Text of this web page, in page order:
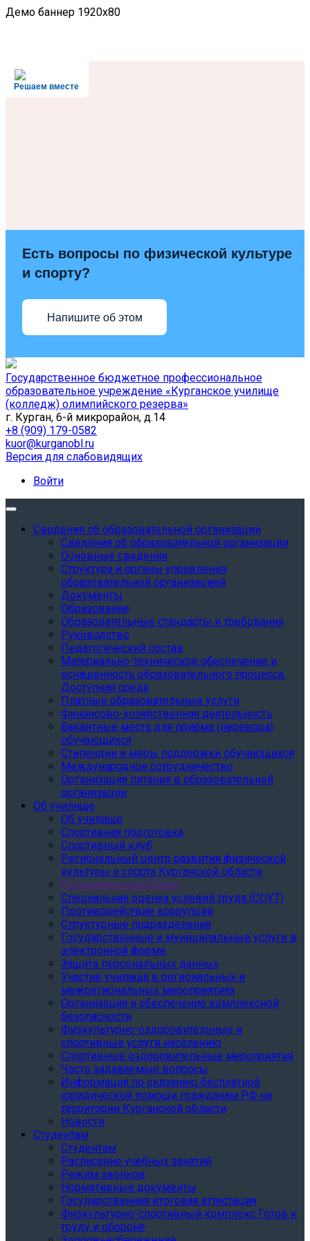
Демо баннер 1920x80
Решаем вместе
Есть вопросы по физической культуре
и спорту?
Напишите об этом
Государственное бюджетное профессиональное
образовательное учреждение «Курганское училище
(колледж) олимпийского резерва»
г. Курган, 6-й микрорайон, д.14
+8 (909) 179-0582
kuor@kurganobl.ru
Версия для слабовидящих
Войти
Сведения об образовательной организации
Сведения об образовательной организации
Основные сведения
Структура и органы управления
образовательной организацией
Документы
Образование
Образовательные стандарты и требования
Руководство
Педагогический состав
Материально-техническое обеспечение и
оснащенность образовательного процесса.
Доступная среда
Платные образовательные услуги
Финансово-хозяйственная деятельность
Вакантные места для приёма (перевода)
обучающихся
Стипендии и меры поддержки обучающихся
Международное сотрудничество
Организация питания в образовательной
организации
Об училище
Об училище
Спортивная подготовка
Спортивный клуб
Региональный центр развития физической
культуры и спорта Курганской области
Попечительский Совет
Специальная оценка условий труда (СОУТ)
Противодействие коррупции
Структурные подразделения
Государственные и муниципальные услуги в
электронной форме
Защита персональных данных
Участие училища в региональных и
межрегиональных мероприятиях
Организация и обеспечение комплексной
безопасности
Физкультурно-оздоровительные и
спортивные услуги населению
Спортивные оздоровительные мероприятия
Часто задаваемые вопросы
Информация по оказанию бесплатной
юридической помощи гражданам РФ на
территории Курганской области
Новости
Студентам
Студентам
Расписание учебных занятий
Режим звонков
Нормативные документы
Государственная итоговая аттестация
Физкультурно-спортивный комплекс Готов к
труду и обороне